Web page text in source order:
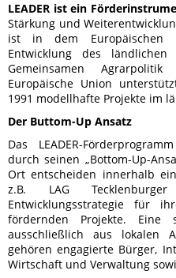
LEADER ist ein
Stärkung und
ist in dem Europäischen
Entwicklung des
Gemeinsamen
Europäische Union
1991 modellhafte Projekte im
Der Buttom-Up Ansatz
Das LEADER-
durch seinen „Bottom-Up-
Ort entscheiden innerhalb
z.B. LAG
Entwicklungsstrategie für
fördernden Projekte. Eine
ausschließlich aus lokalen
gehören engagierte Bürger,
Wirtschaft und Verwaltung